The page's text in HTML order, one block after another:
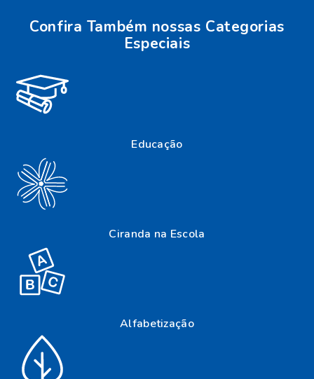
Confira Também nossas Categorias
Especiais